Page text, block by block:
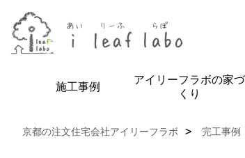
施工事例
アイリーフラボの家づ
くり
京都の注文住宅会社アイリーフラボ 完工事例